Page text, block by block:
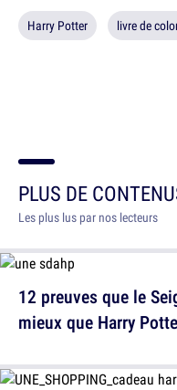
Harry Potter livre de
PLUS DE
Les plus lus par nos lecteurs
12 preuves que le
mieux que Harry